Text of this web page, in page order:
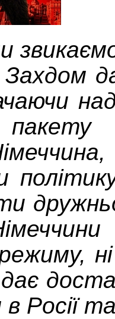
режиму,
Росії